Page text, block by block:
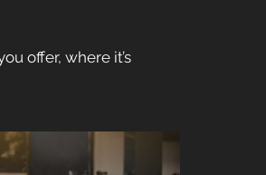
offer, where it’s